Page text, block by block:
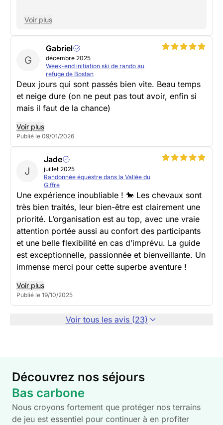
Voir plus
G
Gabriel
décembre 2025
Week-end initiation ski de rando au
refuge de Bostan
Deux jours qui sont passés bien vite. Beau temps
et neige dure (on ne peut pas tout avoir, enfin si
mais il faut de la chance)
Voir plus
Publié le 09/01/2026
J
Jade
juillet 2025
Randonnée équestre dans la Vallée du
Giffre
Une expérience inoubliable ! 🐎 Les chevaux sont
très bien traités, leur bien-être est clairement une
priorité. L’organisation est au top, avec une vraie
attention portée aussi au confort des participants
et une belle flexibilité en cas d’imprévu. La guide
est exceptionnelle, passionnée et bienveillante. Un
immense merci pour cette superbe aventure !
Voir plus
Publié le 19/10/2025
Voir tous les avis (23)
Découvrez nos séjours
Bas carbone
Nous croyons fortement que protéger nos terrains
de jeu est essentiel pour continuer à en profiter